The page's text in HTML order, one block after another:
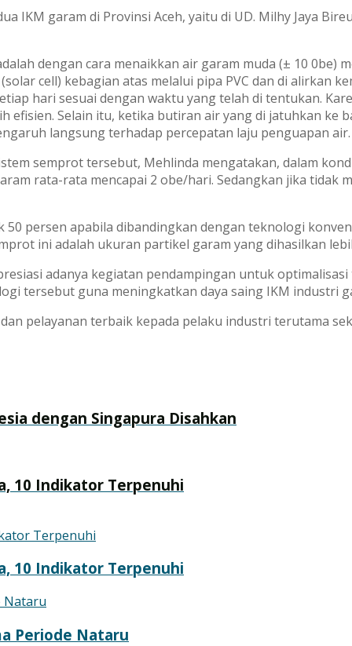
IKM garam di Provinsi Aceh, yaitu di UD. Milhy Jaya
dengan cara menaikkan air garam muda (± 10 0be)
cell) kebagian atas melalui pipa PVC dan di alirkan
hari sesuai dengan waktu yang telah di tentukan.
Selain itu, ketika butiran air yang di jatuhkan ke
langsung terhadap percepatan laju penguapan air.
semprot tersebut, Mehlinda mengatakan, dalam
rata-rata mencapai 2 obe/hari. Sedangkan jika tidak
50 persen apabila dibandingkan dengan teknologi
ini adalah ukuran partikel garam yang dihasilkan
adanya kegiatan pendampingan untuk
tersebut guna meningkatkan daya saing IKM industri
pelayanan terbaik kepada pelaku industri terutama
dengan Singapura Disahkan
10 Indikator Terpenuhi
10 Indikator Terpenuhi
Periode Nataru